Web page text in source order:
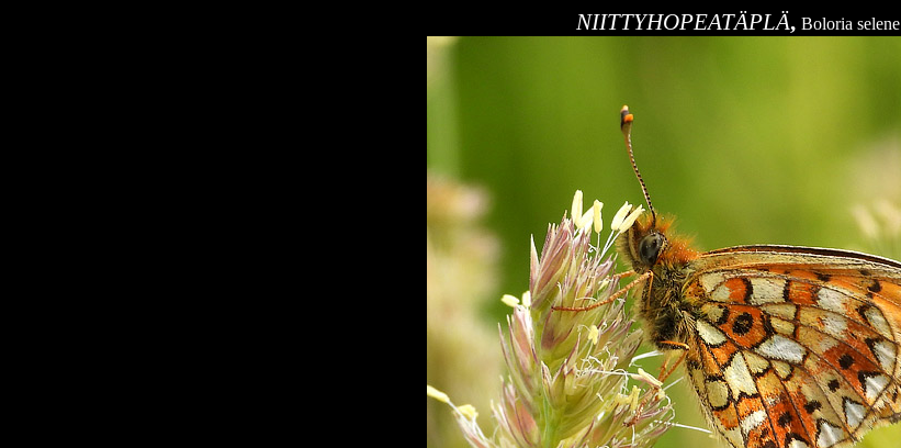
NIITTYHOPEATÄPLÄ, Boloria selene